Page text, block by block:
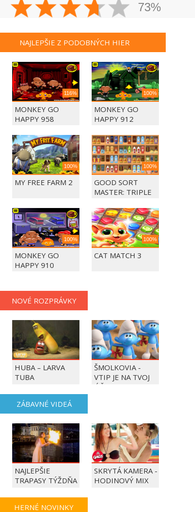
73%
NAJLEPŠIE Z PODOBNÝCH HIER
116%
MONKEY GO
HAPPY 958
100%
MONKEY GO
HAPPY 912
100%
MY FREE FARM 2
100%
GOOD SORT
MASTER: TRIPLE
100%
MONKEY GO
HAPPY 910
100%
CAT MATCH 3
NOVÉ ROZPRÁVKY
HUBA – LARVA
TUBA
ŠMOLKOVIA -
VTIP JE NA TVOJ
ÚČET
ZÁBAVNÉ VIDEÁ
NAJLEPŠIE
TRAPASY TÝŽDŇA
SKRYTÁ KAMERA -
HODINOVÝ MIX
HERNÉ NOVINKY